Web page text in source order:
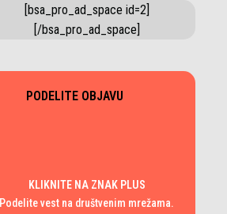
[bsa_pro_ad_space id=2]
[/bsa_pro_ad_space]
PODELITE OBJAVU
KLIKNITE NA ZNAK PLUS
Podelite vest na društvenim mrežama.